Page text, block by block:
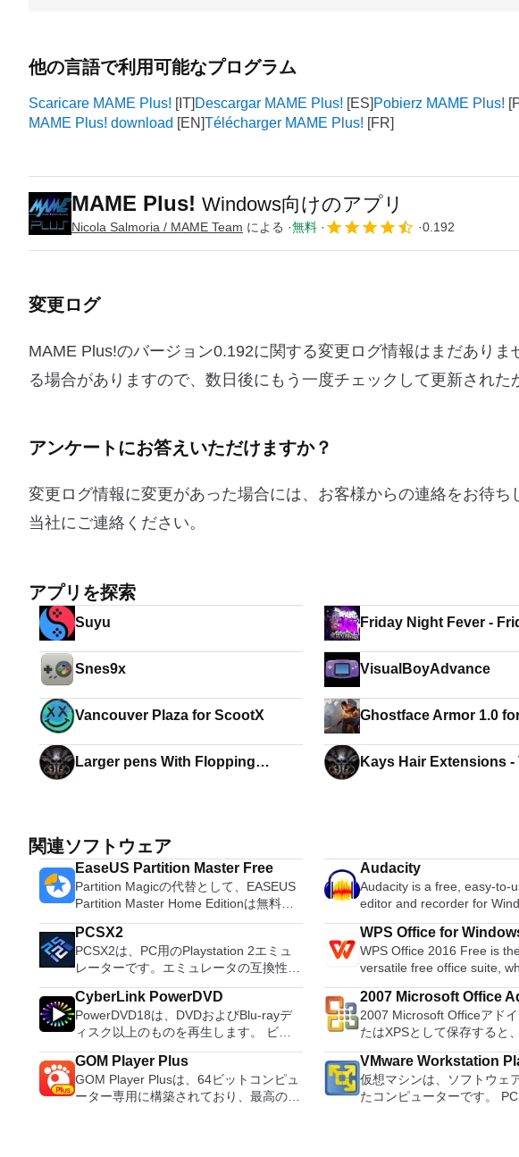
他の言語で利用可能なプログラム
Scaricare MAME Plus! Descargar MAME Plus! Pobierz MAME Plus!
MAME Plus! download
Télécharger MAME Plus!
MAME Plus! Windows向けのアプリ
Nicola Salmoria / MAME Team による 無料 0.192
変更ログ
MAME Plus!のバージョン0.192に関する変更ログ情報はまだあり
る場合がありますので、数日後にもう一度チェックして更新された
アンケートにお答えいただけますか？
変更ログ情報に変更があった場合には、お客様からの連絡をお待ち
当社にご連絡ください。
アプリを探索
Suyu
Friday Night Fever -
Funkin' Mod
Snes9x VisualBoyAdvance
Vancouver Plaza for ScootX
Ghostface Armor 1.0
And Sorcery
Larger pens With Flopping
Kays Hair Extensions -
関連ソフトウェア
EaseUS Partition Master Free
Partition Magicの代替として、EASEUS
Partition Master Home Editionは無料の
オールインワンパーティションソリュー
ションおよびディスク管理ユーティリテ
ィです。パーティションの拡張（特にシ
ステムドライブ用）、ディスク領域の管
理、MBRおよびGUIDパーティションテ
ーブル（GPT）ディスクのディスク領域
不足の問題の解決を可能にします。 パ
ーティションのサイズ変更/移動システ
ムドライブを拡張するディスクとパーテ
ィションをコピーパーティションをマー
ジ分割パーティション空き領域を再分配
するダイナミックディスクの変換パーテ
Audacity
Audacity is a free, easy-to-
editor and recorder for
OS X, GNU/Linux and
systems. You can use
Record live audio. Convert tapes and
records into digital
Edit Ogg Vorbis, MP3, WAV
sound files. Cut, copy, splice or mix
sounds together. Change the speed or
pitch of a recording. Add
with LADSPA
PCSX2
PCSX2は、PC用のPlaystation 2エミュ
レーターです。エミュレータの互換性率
は、プレイ可能なすべてのPS2ゲームの
80％以上を誇っています。かなり強力な
コンピューターを所有している場合、
PCSX2は優れたエミュレーターです。
また、このアプリケーションはローエン
ドコンピューターのサポートも提供する
ため、Playstation 2コンソールのすべて
の所有者は、PCで動作するゲームを見
WPS Office for
WPS Office 2016 Free is
versatile free office suite,
free word processor,
program and presentation
these three programs you
able to deal with any office
tasks. WPS Office 2016 Free has
multiple language support
French, German, Spanish,
Portuguese,Russian and
CyberLink PowerDVD
PowerDVD18は、DVDおよびBlu-rayデ
ィスク以上のものを再生します。 ビデ
オ、オーディオ、写真、VR 360°コンテ
ンツ、さらにはYouTubeやVimeoにとっ
ても、PowerDVD18は重要なエンターテ
イメントの仲間です。 Ultra HD HDR TV
2007 Microsoft Office
Microsoft Save as PDF
2007 Microsoft Officeアド
たはXPSとして保存すると
Microsoft Officeプログラム
XPS形式にエクスポートし
す。このツールを使用する
プログラムのサブセットで
GOM Player Plus
GOM Player Plusは、64ビットコンピュ
ーター専用に構築されており、最高のビ
VMware Workstation
仮想マシンは、ソフトウェ
たコンピューターです。 PC